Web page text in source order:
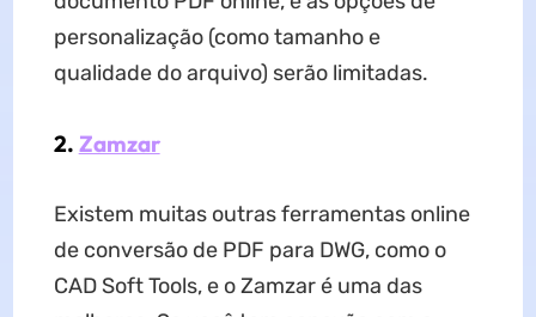
personalização (como tamanho e
qualidade do arquivo) serão limitadas.
2. Zamzar
Existem muitas outras ferramentas online
de conversão de PDF para DWG, como o
CAD Soft Tools, e o Zamzar é uma das